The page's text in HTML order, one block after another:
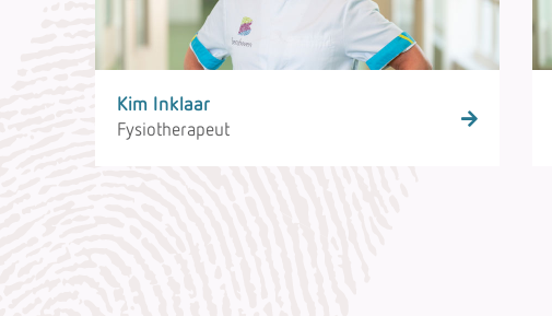
Kim Inklaar
Fysiotherapeut